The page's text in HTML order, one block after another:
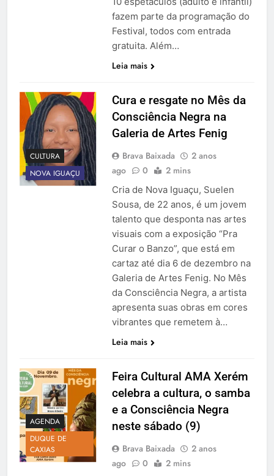
fazem parte da programação do
Festival, todos com entrada
gratuita. Além…
Leia mais
CULTURA
NOVA IGUAÇU
Cura e resgate no Mês da
Consciência Negra na
Galeria de Artes Fenig
Brava Baixada
2 anos
ago
0 2 mins
Cria de Nova Iguaçu, Suelen
Sousa, de 22 anos, é um jovem
talento que desponta nas artes
visuais com a exposição “Pra
Curar o Banzo”, que está em
cartaz até dia 6 de dezembro na
Galeria de Artes Fenig. No Mês
da Consciência Negra, a artista
apresenta suas obras em cores
vibrantes que remetem à…
Leia mais
AGENDA
DUQUE DE
CAXIAS
Feira Cultural AMA Xerém
celebra a cultura, o samba
e a Consciência Negra
neste sábado (9)
Brava Baixada
2 anos
ago
0 2 mins